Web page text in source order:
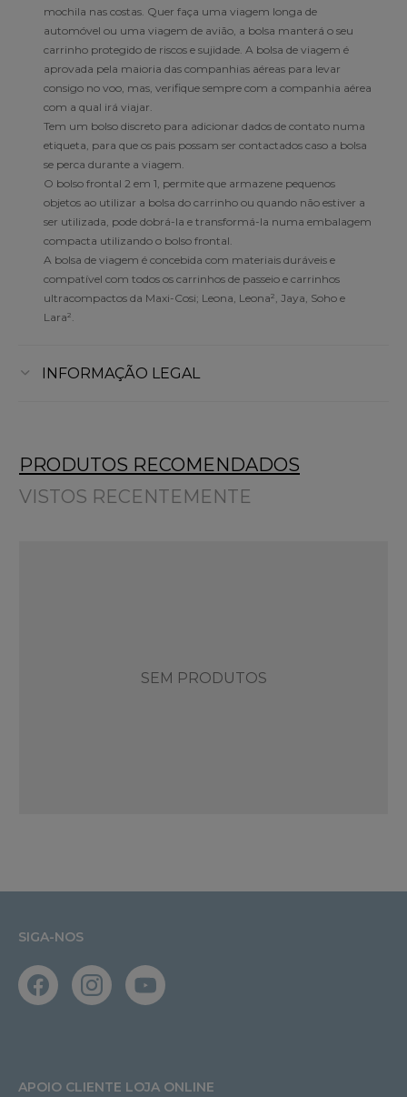
mochila nas costas. Quer faça uma viagem longa de
automóvel ou uma viagem de avião, a bolsa manterá o seu
carrinho protegido de riscos e sujidade. A bolsa de viagem é
aprovada pela maioria das companhias aéreas para levar
consigo no voo, mas, verifique sempre com a companhia aérea
com a qual irá viajar.
Tem um bolso discreto para adicionar dados de contato numa
etiqueta, para que os pais possam ser contactados caso a bolsa
se perca durante a viagem.
O bolso frontal 2 em 1, permite que armazene pequenos
objetos ao utilizar a bolsa do carrinho ou quando não estiver a
ser utilizada, pode dobrá-la e transformá-la numa embalagem
compacta utilizando o bolso frontal.
A bolsa de viagem é concebida com materiais duráveis e
compatível com todos os carrinhos de passeio e carrinhos
ultracompactos da Maxi-Cosi; Leona, Leona², Jaya, Soho e
Lara².
INFORMAÇÃO LEGAL
PRODUTOS RECOMENDADOS
VISTOS RECENTEMENTE
SEM PRODUTOS
SIGA-NOS
APOIO CLIENTE LOJA ONLINE